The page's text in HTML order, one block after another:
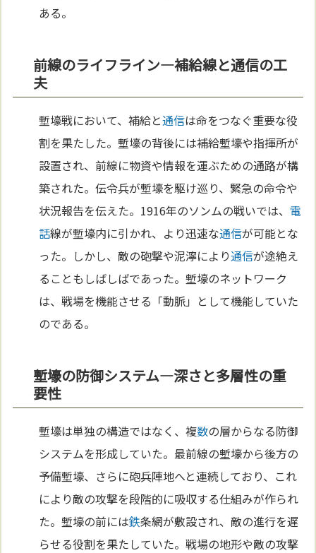
ある。
前線のライフライン—補給線と通信の工
夫
塹壕戦において、補給と通信は命をつなぐ重要な役
割を果たした。塹壕の背後には補給塹壕や指揮所が
設置され、前線に物資や情報を運ぶための通路が構
築された。伝令兵が塹壕を駆け巡り、緊急の命令や
状況報告を伝えた。1916年のソンムの戦いでは、 電
話線が塹壕内に引かれ、より迅速な通信が可能とな
った。しかし、敵の砲撃や泥濘により通信が途絶え
ることもしばしばであった。塹壕のネットワーク
は、戦場を機能させる「動脈」として機能していた
のである。
塹壕の防御システム—深さと多層性の重
要性
塹壕は単独の構造ではなく、複数の層からなる防御
システムを形成していた。最前線の塹壕から後方の
予備塹壕、さらに砲兵陣地へと連続しており、これ
により敵の攻撃を段階的に吸収する仕組みが作られ
た。塹壕の前には鉄条網が敷設され、敵の進行を遅
らせる役割を果たしていた。戦場の地形や敵の攻撃